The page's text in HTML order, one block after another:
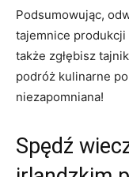
Podsumowując,
tajemnice
także zgłębisz
podróż kulinarne
niezapomniana!
Spędź